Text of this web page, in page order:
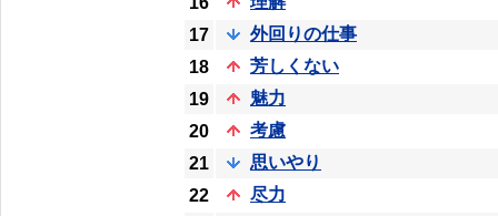
17
外回りの仕事
18
芳しくない
19
魅力
20
考慮
21
思いやり
22
尽力